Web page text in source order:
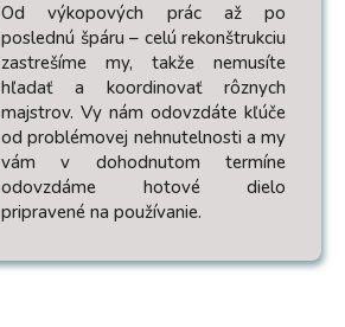
Od výkopových prác až po
poslednú špáru – celú rekonštrukciu
zastrešíme my, takže nemusíte
hľadať a koordinovať rôznych
majstrov. Vy nám odovzdáte kľúče
od problémovej nehnutelnosti a my
vám v dohodnutom termíne
odovzdáme hotové dielo
pripravené na používanie.